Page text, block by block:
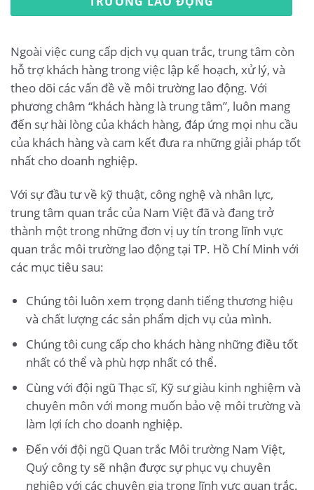
Ngoài việc cung cấp dịch vụ quan trắc, trung tâm còn
hỗ trợ khách hàng trong việc lập kế hoạch, xử lý, và
theo dõi các vấn đề về môi trường lao động. Với
phương châm “khách hàng là trung tâm”, luôn mang
đến sự hài lòng của khách hàng, đáp ứng mọi nhu cầu
của khách hàng và cam kết đưa ra những giải pháp tốt
nhất cho doanh nghiệp.
Với sự đầu tư về kỹ thuật, công nghệ và nhân lực,
trung tâm quan trắc của Nam Việt đã và đang trở
thành một trong những đơn vị uy tín trong lĩnh vực
quan trắc môi trường lao động tại TP. Hồ Chí Minh với
các mục tiêu sau:
Chúng tôi luôn xem trọng danh tiếng thương hiệu
và chất lượng các sản phẩm dịch vụ của mình.
Chúng tôi cung cấp cho khách hàng những điều tốt
nhất có thể và phù hợp nhất có thể.
Cùng với đội ngũ Thạc sĩ, Kỹ sư giàu kinh nghiệm và
chuyên môn với mong muốn bảo vệ môi trường và
làm lợi ích cho doanh nghiệp.
Đến với đội ngũ Quan trắc Môi trường Nam Việt,
Quý công ty sẽ nhận được sự phục vụ chuyên
nghiệp với các chuyên gia trong lĩnh vực quan trắc.